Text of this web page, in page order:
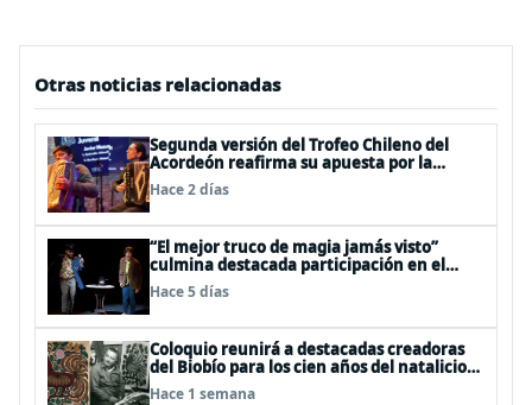
Otras noticias relacionadas
Segunda versión del Trofeo Chileno del
Acordeón reafirma su apuesta por la
profesionalización del instrumento en
Chile
Hace 2 días
“El mejor truco de magia jamás visto”
culmina destacada participación en el
Festival Off Avignon 2026
Hace 5 días
Coloquio reunirá a destacadas creadoras
del Biobío para los cien años del natalicio
del artista textil y artesano tomecino
Hace 1 semana